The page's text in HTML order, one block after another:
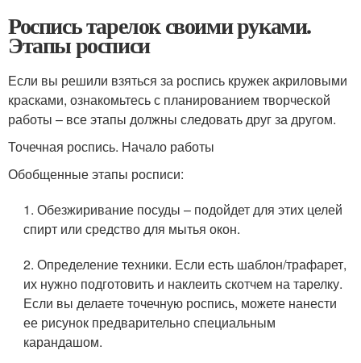
Роспись тарелок своими руками.
Этапы росписи
Если вы решили взяться за роспись кружек акриловыми
красками, ознакомьтесь с планированием творческой
работы – все этапы должны следовать друг за другом.
Точечная роспись. Начало работы
Обобщенные этапы росписи:
1. Обезжиривание посуды – подойдет для этих целей
спирт или средство для мытья окон.
2. Определение техники. Если есть шаблон/трафарет,
их нужно подготовить и наклеить скотчем на тарелку.
Если вы делаете точечную роспись, можете нанести
ее рисунок предварительно специальным
карандашом.